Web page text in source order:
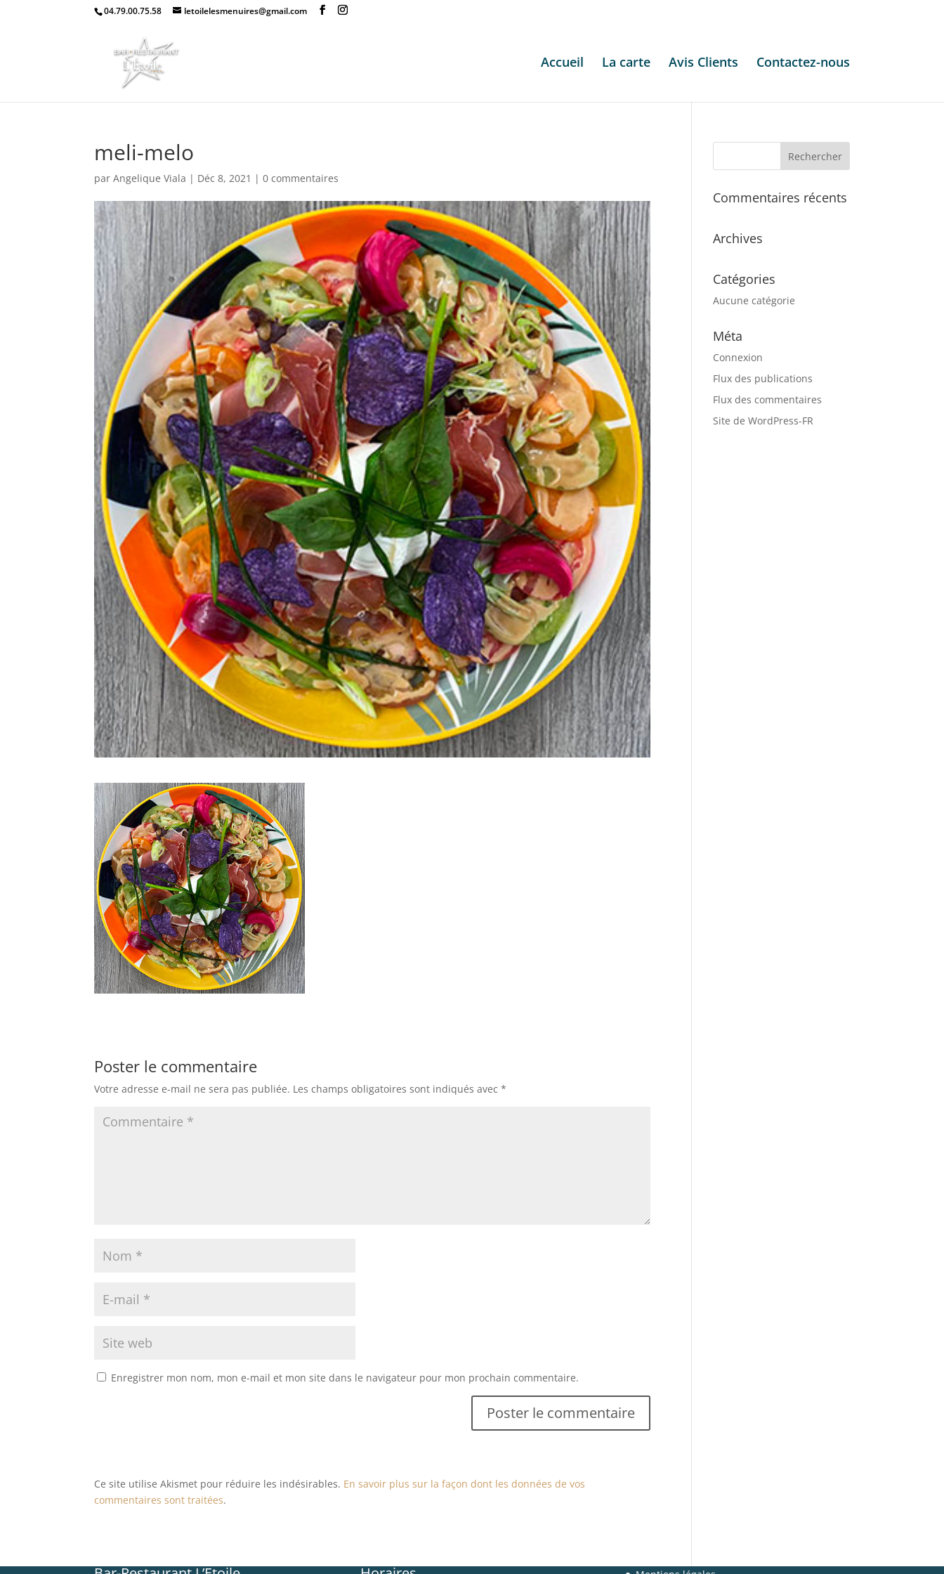
04.79.00.75.58 letoilelesmenuires@gmail.com
Accueil La carte Avis Clients Contactez-nous
meli-melo
parAngelique Viala | Déc 8, 2021 |0 commentaires
Poster le commentaire
Votre adresse e-mail ne sera pas publiée. Les champs obligatoires sont indiqués avec*
Enregistrer mon nom, mon e-mail et mon site dans le navigateur pour mon prochain commentaire.
Ce site utilise Akismet pour réduire les indésirables. En savoir plus sur la façon dont les données de vos
commentaires sont traitées.
Commentaires récents
Archives
Catégories
Aucune catégorie
Méta
Connexion
Flux des publications
Flux des commentaires
Site de WordPress-FR